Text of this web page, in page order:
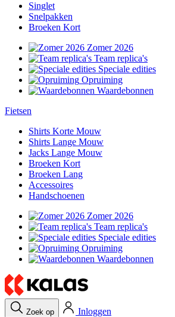
Singlet
Snelpakken
Broeken Kort
Zomer 2026
Team replica's
Speciale edities
Opruiming
Waardebonnen
Fietsen
Shirts Korte Mouw
Shirts Lange Mouw
Jacks Lange Mouw
Broeken Kort
Broeken Lang
Accessoires
Handschoenen
Zomer 2026
Team replica's
Speciale edities
Opruiming
Waardebonnen
Zoek op
Inloggen